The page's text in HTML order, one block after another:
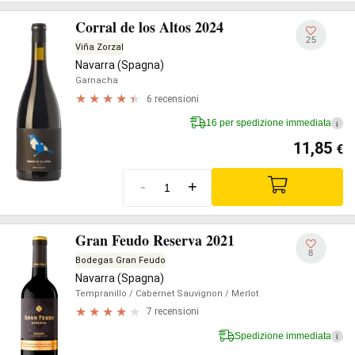
Corral de los Altos 2024
Viña Zorzal
Navarra (Spagna)
Garnacha
6 recensioni
25
16 per spedizione immediata i
11,85 €
- +
Gran Feudo Reserva 2021
Bodegas Gran Feudo
Navarra (Spagna)
Tempranillo / Cabernet Sauvignon / Merlot
7 recensioni
8
Spedizione immediata i